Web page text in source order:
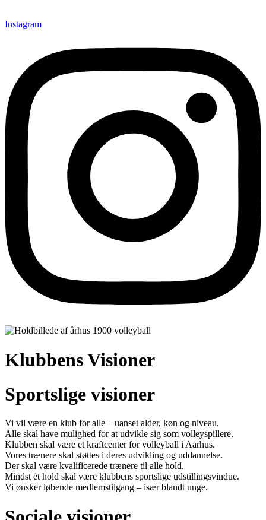
Instagram
Klubbens Visioner
Sportslige visioner
Vi vil være en klub for alle – uanset alder, køn og niveau.
Alle skal have mulighed for at udvikle sig som volleyspillere.
Klubben skal være et kraftcenter for volleyball i Aarhus.
Vores trænere skal støttes i deres udvikling og uddannelse.
Der skal være kvalificerede trænere til alle hold.
Mindst ét hold skal være klubbens sportslige udstillingsvindue.
Vi ønsker løbende medlemstilgang – især blandt unge.